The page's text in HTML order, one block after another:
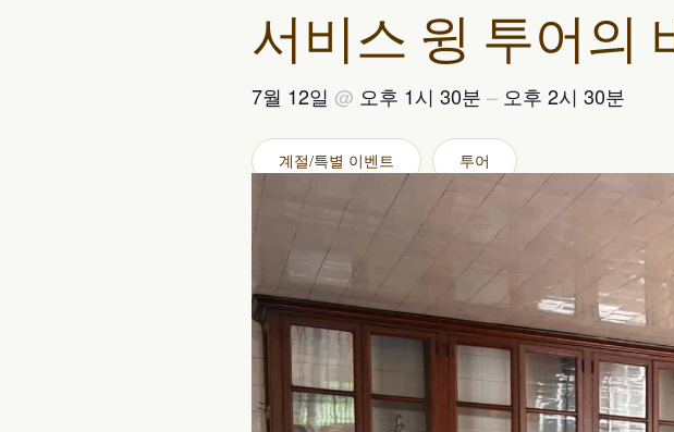
서비스 윙 투어의
7월 12일 @ 오후 1시 30분 – 오후 2시 30분
계절/특별 이벤트 투어